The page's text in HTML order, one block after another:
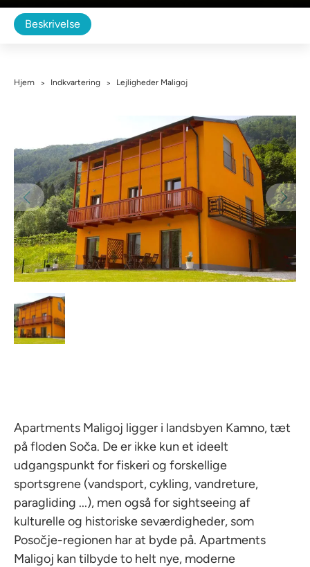
Beskrivelse
Hjem > Indkvartering > Lejligheder Maligoj
Apartments Maligoj ligger i landsbyen Kamno, tæt
på floden Soča. De er ikke kun et ideelt
udgangspunkt for fiskeri og forskellige
sportsgrene (vandsport, cykling, vandreture,
paragliding ...), men også for sightseeing af
kulturelle og historiske seværdigheder, som
Posočje-regionen har at byde på. Apartments
Maligoj kan tilbyde to helt nye, moderne